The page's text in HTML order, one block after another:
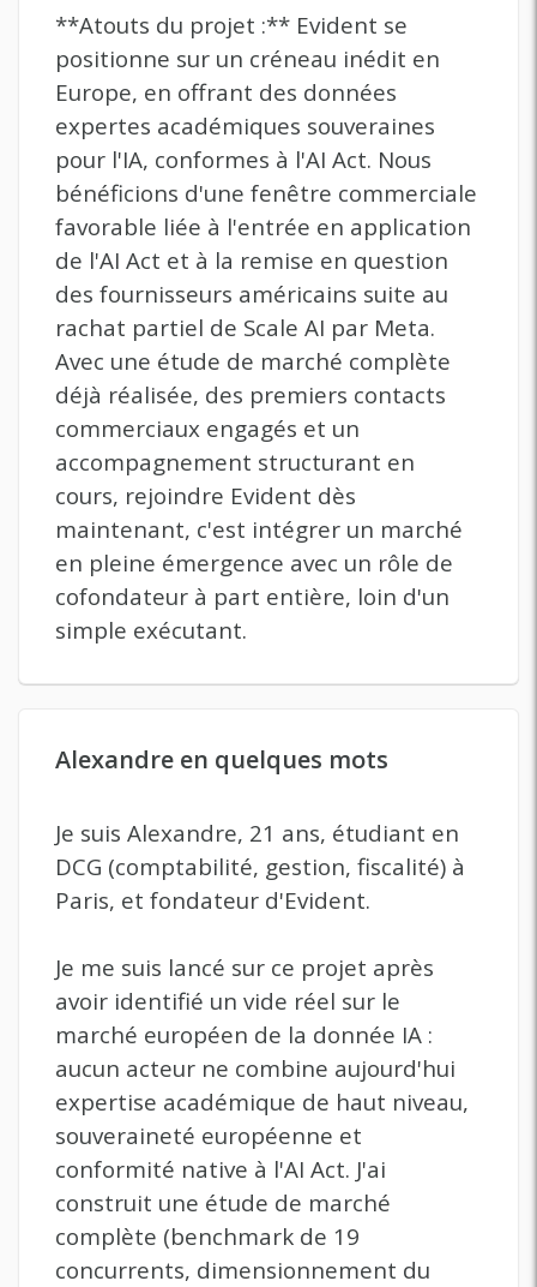
**Atouts du projet :** Evident se
positionne sur un créneau inédit en
Europe, en offrant des données
expertes académiques souveraines
pour l'IA, conformes à l'AI Act. Nous
bénéficions d'une fenêtre commerciale
favorable liée à l'entrée en application
de l'AI Act et à la remise en question
des fournisseurs américains suite au
rachat partiel de Scale AI par Meta.
Avec une étude de marché complète
déjà réalisée, des premiers contacts
commerciaux engagés et un
accompagnement structurant en
cours, rejoindre Evident dès
maintenant, c'est intégrer un marché
en pleine émergence avec un rôle de
cofondateur à part entière, loin d'un
simple exécutant.
Alexandre en quelques mots
Je suis Alexandre, 21 ans, étudiant en
DCG (comptabilité, gestion, fiscalité) à
Paris, et fondateur d'Evident.
Je me suis lancé sur ce projet après
avoir identifié un vide réel sur le
marché européen de la donnée IA :
aucun acteur ne combine aujourd'hui
expertise académique de haut niveau,
souveraineté européenne et
conformité native à l'AI Act. J'ai
construit une étude de marché
complète (benchmark de 19
concurrents, dimensionnement du